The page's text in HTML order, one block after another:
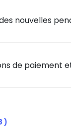
du centre
animées,
! 🎉💃
nouvelles
de paiement